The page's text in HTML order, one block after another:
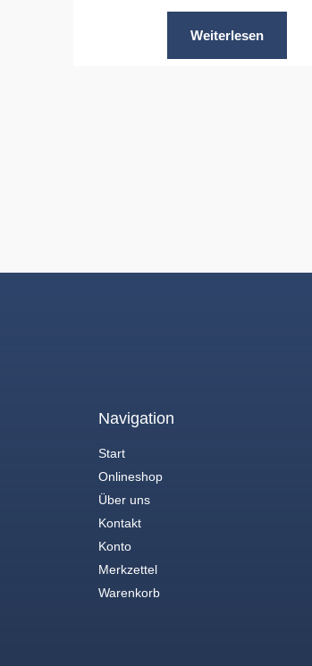
Weiterlesen
Navigation
Start
Onlineshop
Über uns
Kontakt
Konto
Merkzettel
Warenkorb